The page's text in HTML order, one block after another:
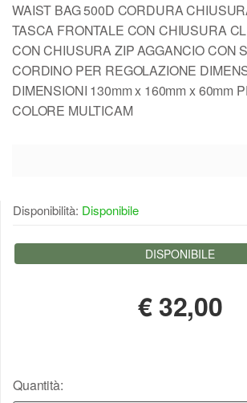
WAIST BAG 500D CORDURA
TASCA FRONTALE CON CHIUSURA
CON CHIUSURA ZIP AGGANCIO CON
CORDINO PER REGOLAZIONE
DIMENSIONI 130mm x 160mm x 60mm
COLORE MULTICAM
Disponibilità: Disponibile
DISPONIBILE
€32,00
Quantità: